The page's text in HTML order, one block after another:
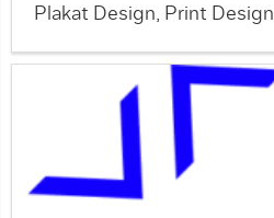
Plakat Design, Print Design